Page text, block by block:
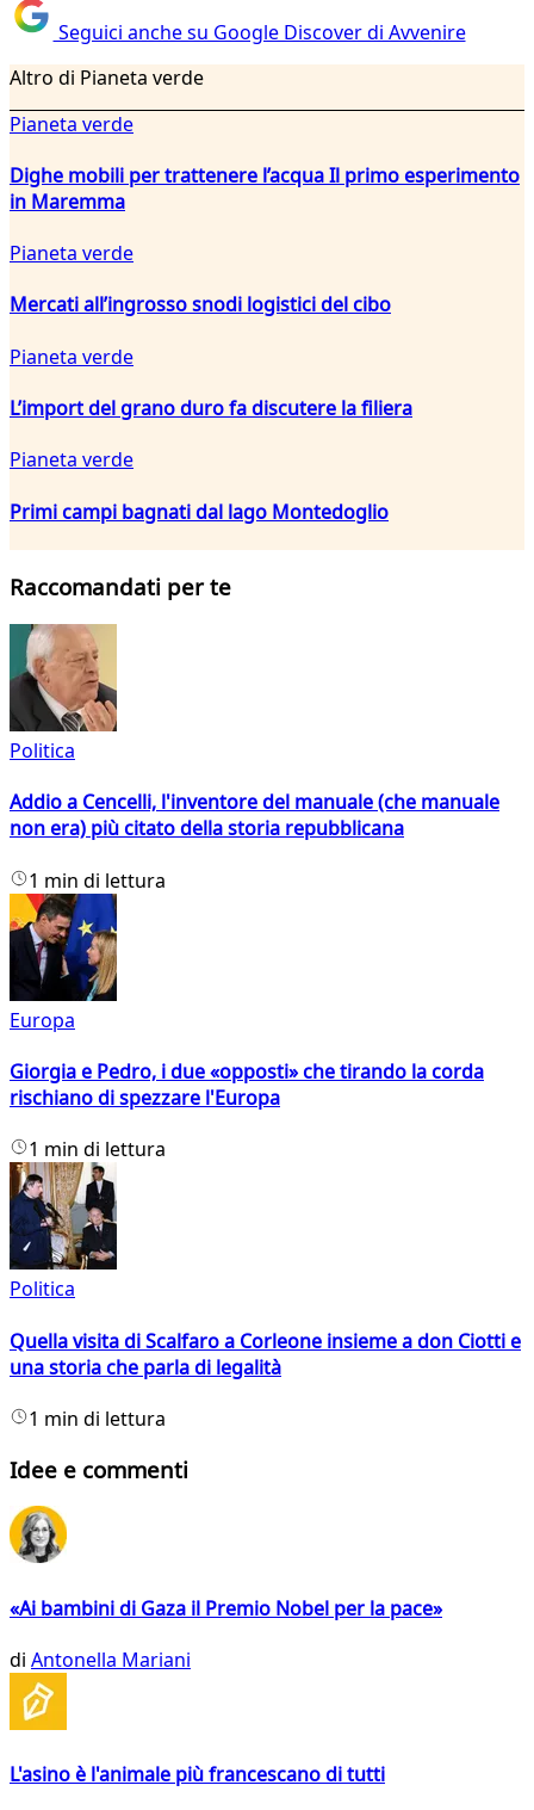
Seguici anche su Google Discover di Avvenire
Altro di Pianeta verde
Pianeta verde
Dighe mobili per trattenere l’acqua Il primo esperimento
in Maremma
Pianeta verde
Mercati all’ingrosso snodi logistici del cibo
Pianeta verde
L’import del grano duro fa discutere la filiera
Pianeta verde
Primi campi bagnati dal lago Montedoglio
Raccomandati per te
Politica
Addio a Cencelli, l'inventore del manuale (che manuale
non era) più citato della storia repubblicana
1 min di lettura
Europa
Giorgia e Pedro, i due «opposti» che tirando la corda
rischiano di spezzare l'Europa
1 min di lettura
Politica
Quella visita di Scalfaro a Corleone insieme a don Ciotti e
una storia che parla di legalità
1 min di lettura
Idee e commenti
«Ai bambini di Gaza il Premio Nobel per la pace»
di Antonella Mariani
L'asino è l'animale più francescano di tutti